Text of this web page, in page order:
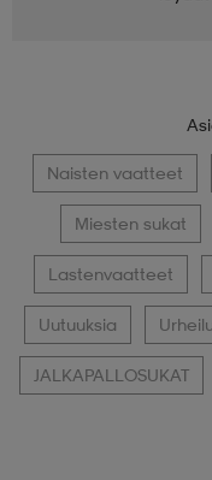
Naisten vaatteet
Miesten sukat
Lastenvaatteet
Uutuuksia
JALKAPALLOSUKAT